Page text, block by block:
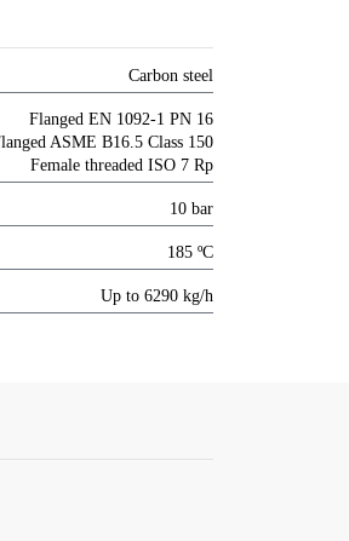
Carbon steel
Flanged EN 1092-1 PN 16
ASME B16.5 Class 150
Female threaded ISO 7 Rp
10 bar
185 ºC
Up to 6290 kg/h